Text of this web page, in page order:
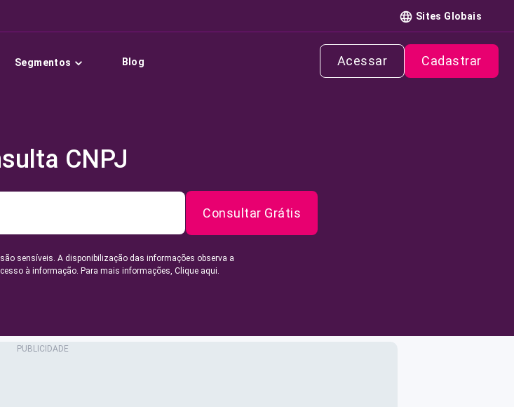
Sites Globais
Segmentos Blog Acessar Cadastrar
CNPJ
Consultar Grátis
sensíveis. A disponibilização das informações observa a
à informação. Para mais informações, Clique aqui.